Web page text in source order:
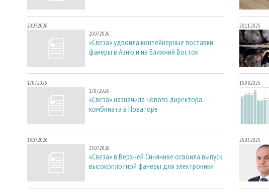
20.07.2026
20.07.2026
«Свеза» удвоила контейнерные поставки
фанеры в Азию и на Ближний Восток
17.07.2026
17.07.2026
«Свеза» назначила нового директора
комбината в Новаторе
15.07.2026
15.07.2026
«Свеза» в Верхней Синячихе освоила выпуск
высокоплотной фанеры для электроники
28.11.2025
15.08.2025
26.03.2025